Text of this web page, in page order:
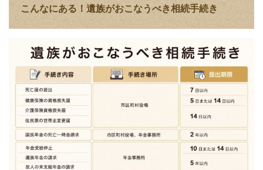
こんなにある！遺族がおこなうべき相続手続き